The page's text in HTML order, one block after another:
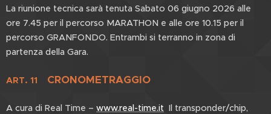
La riunione tecnica sarà tenuta Sabato 06 giugno 2026 alle
ore 7.45 per il percorso MARATHON e alle ore 10.15 per il
percorso GRANFONDO. Entrambi si terranno in zona di
partenza della Gara.
ART. 11 CRONOMETRAGGIO
A cura di Real Time – www.real-time.it Il transponder/chip,